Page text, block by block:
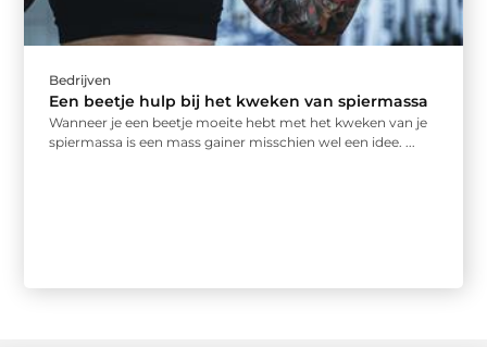
Bedrijven
Een beetje hulp bij het kweken van spiermassa
Wanneer je een beetje moeite hebt met het kweken van je
spiermassa is een mass gainer misschien wel een idee. ...